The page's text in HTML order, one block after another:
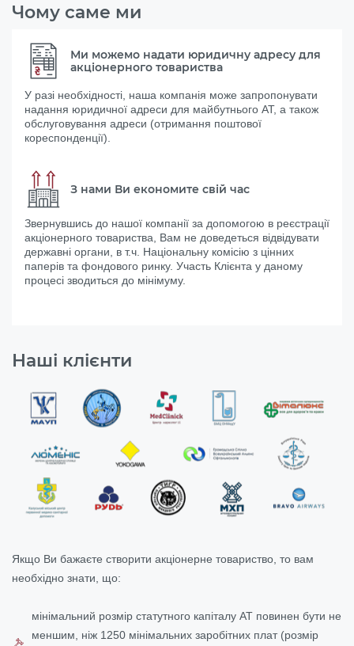
Чому саме ми
Ми можемо надати юридичну адресу для
акціонерного товариства
У разі необхідності, наша компанія може запропонувати
надання юридичної адреси для майбутнього АТ, а також
обслуговування адреси (отримання поштової
кореспонденції).
З нами Ви економите свій час
Звернувшись до нашої компанії за допомогою в реєстрації
акціонерного товариства, Вам не доведеться відвідувати
державні органи, в т.ч. Національну комісію з цінних
паперів та фондового ринку. Участь Клієнта у даному
процесі зводиться до мінімуму.
Наші клієнти
Якщо Ви бажаєте створити акціонерне товариство, то вам
необхідно знати, що:
мінімальний розмір статутного капіталу АТ повинен бути не
меншим, ніж 1250 мінімальних заробітних плат (розмір